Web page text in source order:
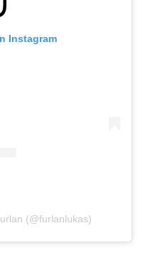
Instagram
(@furlanlukas)